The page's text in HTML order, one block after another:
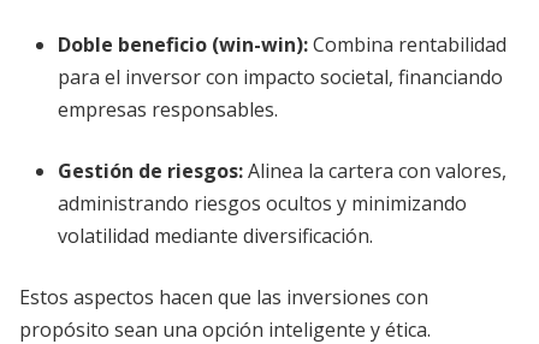
Doble beneficio (win-win):Combina rentabilidad
para el inversor con impacto societal, financiando
empresas responsables.
Gestión de riesgos:Alinea la cartera con valores,
administrando riesgos ocultos y minimizando
volatilidad mediante diversificación.
Estos aspectos hacen que las inversiones con
propósito sean una opción inteligente y ética.